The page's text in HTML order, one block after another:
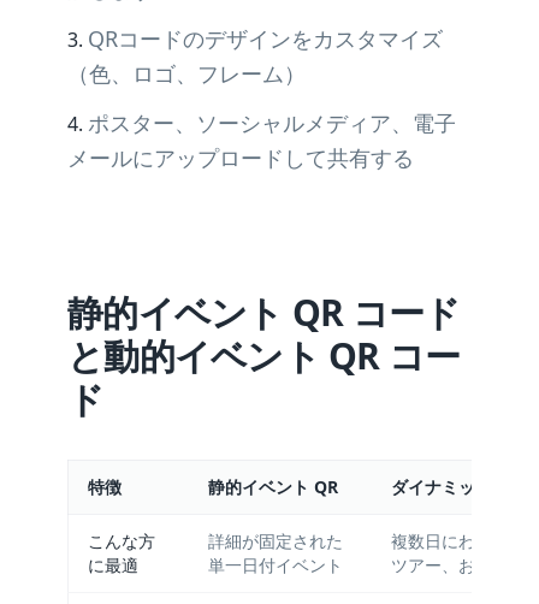
QRコードのデザインをカスタマイズ
（色、ロゴ、フレーム）
ポスター、ソーシャルメディア、電子
メールにアップロードして共有する
静的イベント QR コード
と動的イベント QR コー
ド
特徴 静的イベント QR ダイナミックイベ
こんな方
に最適
詳細が固定された
単一日付イベント
複数日にわたるプ
ツアー、および予